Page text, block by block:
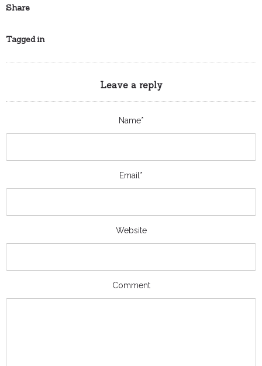
Share
Tagged in
Leave a reply
Name*
Email*
Website
Comment